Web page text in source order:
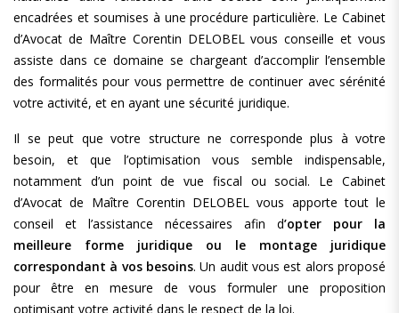
encadrées et soumises à une procédure particulière. Le Cabinet
d’Avocat de Maître Corentin DELOBEL vous conseille et vous
assiste dans ce domaine se chargeant d’accomplir l’ensemble
des formalités pour vous permettre de continuer avec sérénité
votre activité, et en ayant une sécurité juridique.
Il se peut que votre structure ne corresponde plus à votre
besoin, et que l’optimisation vous semble indispensable,
notamment d’un point de vue fiscal ou social. Le Cabinet
d’Avocat de Maître Corentin DELOBEL vous apporte tout le
conseil et l’assistance nécessaires afin d’opter pour la
meilleure forme juridique ou le montage juridique
correspondant à vos besoins. Un audit vous est alors proposé
pour être en mesure de vous formuler une proposition
optimisant votre activité dans le respect de la loi.